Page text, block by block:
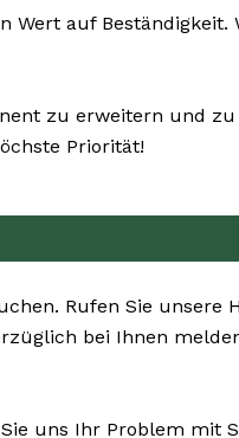
auf Beständigkeit.
zu erweitern und
Priorität!
Rufen Sie
bei Ihnen
uns Ihr Problem mit